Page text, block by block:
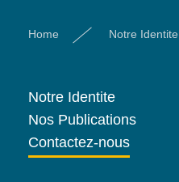
Home Notre Identite
Notre Identite
Nos Publications
Contactez-nous